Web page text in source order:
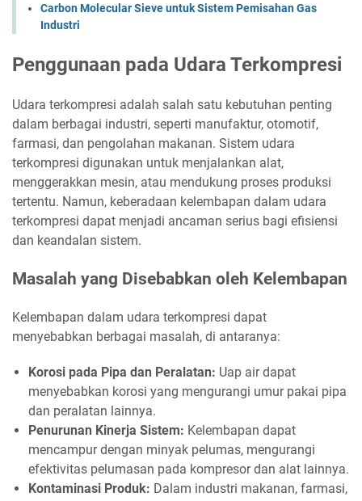
Carbon Molecular Sieve untuk Sistem Pemisahan Gas
Industri
Penggunaan pada Udara Terkompresi
Udara terkompresi adalah salah satu kebutuhan penting
dalam berbagai industri, seperti manufaktur, otomotif,
farmasi, dan pengolahan makanan. Sistem udara
terkompresi digunakan untuk menjalankan alat,
menggerakkan mesin, atau mendukung proses produksi
tertentu. Namun, keberadaan kelembapan dalam udara
terkompresi dapat menjadi ancaman serius bagi efisiensi
dan keandalan sistem.
Masalah yang Disebabkan oleh Kelembapan
Kelembapan dalam udara terkompresi dapat
menyebabkan berbagai masalah, di antaranya:
Korosi pada Pipa dan Peralatan: Uap air dapat
menyebabkan korosi yang mengurangi umur pakai pipa
dan peralatan lainnya.
Penurunan Kinerja Sistem: Kelembapan dapat
mencampur dengan minyak pelumas, mengurangi
efektivitas pelumasan pada kompresor dan alat lainnya.
Kontaminasi Produk: Dalam industri makanan, farmasi,